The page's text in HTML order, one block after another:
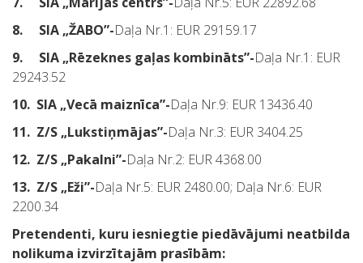
8. SIA „ŽABO”-Daļa Nr.1: EUR 29159.17
9. SIA „Rēzeknes gaļas kombināts”-Daļa Nr.1: EUR
29243.52
10. SIA „Vecā maiznīca”-Daļa Nr.9: EUR 13436.40
11. Z/S „Lukstiņmājas”-Daļa Nr.3: EUR 3404.25
12. Z/S „Pakalni”-Daļa Nr.2: EUR 4368.00
13. Z/S „Eži”-Daļa Nr.5: EUR 2480.00; Daļa Nr.6: EUR
2200.34
Pretendenti, kuru iesniegtie piedāvājumi neatbilda
nolikuma izvirzītajām prasībām: